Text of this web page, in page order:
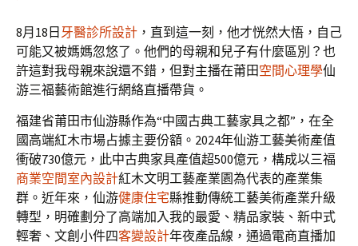
8月18日 牙醫診所設計 ，直到這一刻，他才恍然大悟，自己
可能又被媽媽忽悠了。他們的母親和兒子有什麼區別？也
許這對我母親來說還不錯，但對主播在莆田空間心理學仙
游三福藝術館進行網絡直播帶貨。
福建省莆田市仙游縣作為“中國古典工藝家具之都”，在全
國高端紅木市場占據主要份額。2024年仙游工藝美術產值
衝破730億元，此中古典家具產值超500億元，構成以三福
商業空間室內設計紅木文明工藝產業園為代表的產業集
群。近年來，仙游健康住宅縣推動傳統工藝美術產業升級
轉型，明確劃分了高端加入我的最愛、精品家裝、新中式
輕奢、文創小件四客變設計年夜產品線，通過電商直播加